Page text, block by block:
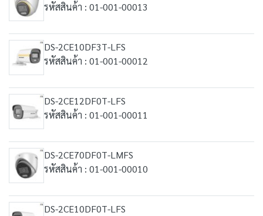
รหัสสินค้า : 01-001-00013
DS-2CE10DF3T-LFS
รหัสสินค้า : 01-001-00012
DS-2CE12DF0T-LFS
รหัสสินค้า : 01-001-00011
DS-2CE70DF0T-LMFS
รหัสสินค้า : 01-001-00010
DS-2CE10DF0T-LFS